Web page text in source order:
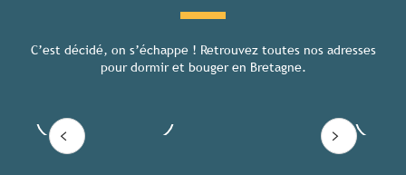
C’est décidé, on s’échappe ! Retrouvez toutes nos adresses
pour dormir et bouger en Bretagne.
Voir les offres